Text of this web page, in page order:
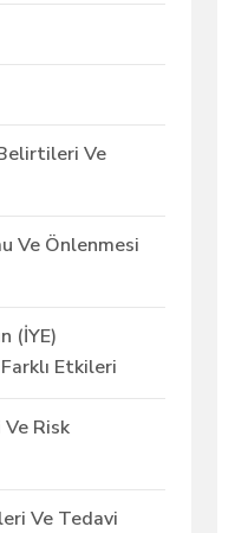
Ve
Ve Önlenmesi
(İYE)
Etkileri
Risk
Ve Tedavi